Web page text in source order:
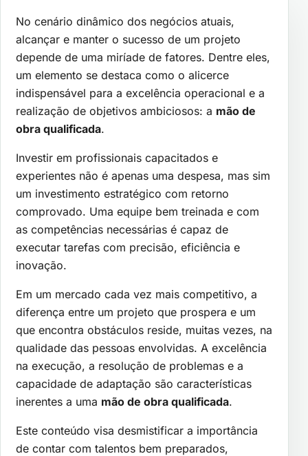
No cenário dinâmico dos negócios atuais,
alcançar e manter o sucesso de um projeto
depende de uma miríade de fatores. Dentre eles,
um elemento se destaca como o alicerce
indispensável para a excelência operacional e a
realização de objetivos ambiciosos: a mão de
obra qualificada.
Investir em profissionais capacitados e
experientes não é apenas uma despesa, mas sim
um investimento estratégico com retorno
comprovado. Uma equipe bem treinada e com
as competências necessárias é capaz de
executar tarefas com precisão, eficiência e
inovação.
Em um mercado cada vez mais competitivo, a
diferença entre um projeto que prospera e um
que encontra obstáculos reside, muitas vezes, na
qualidade das pessoas envolvidas. A excelência
na execução, a resolução de problemas e a
capacidade de adaptação são características
inerentes a uma mão de obra qualificada.
Este conteúdo visa desmistificar a importância
de contar com talentos bem preparados,